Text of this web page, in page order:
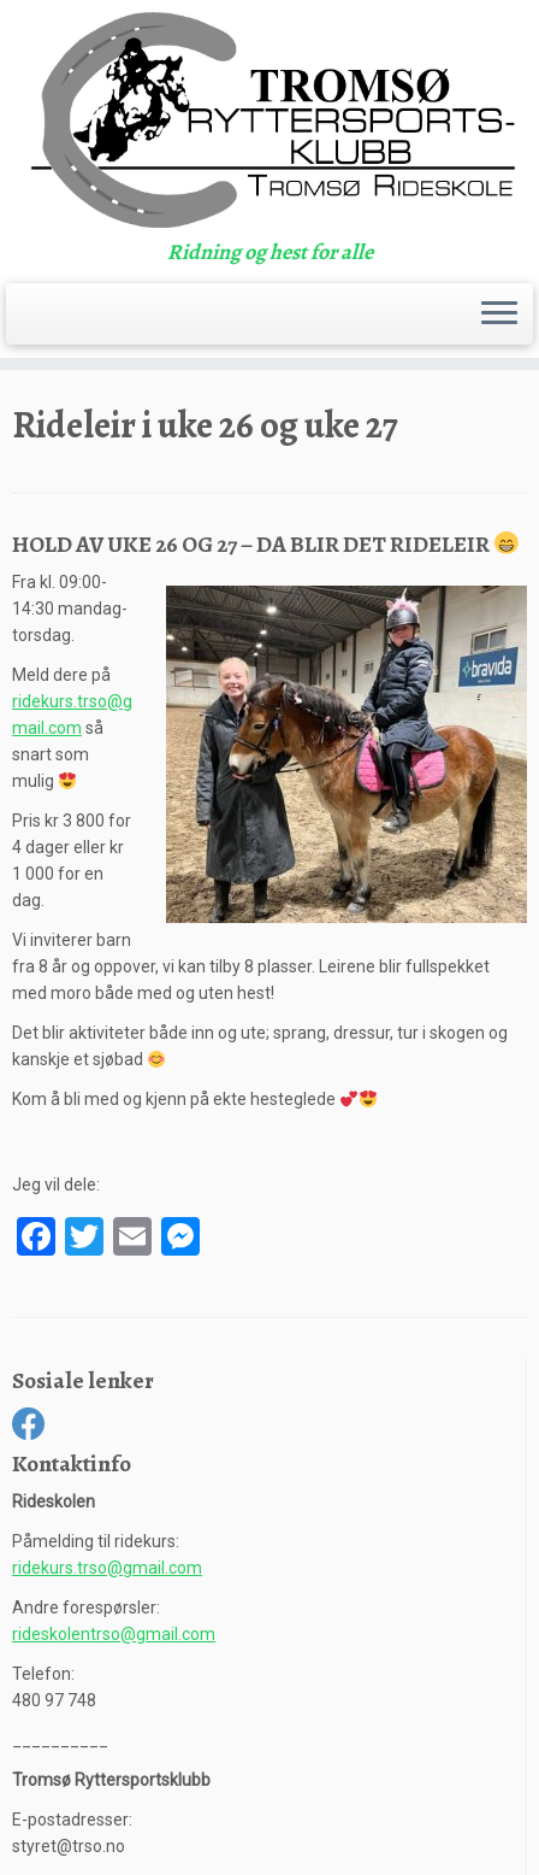
content
Ridning og hest for alle
Rideleir i uke 26 og uke 27
HOLD AV UKE 26 OG 27 – DA BLIR DET RIDELEIR
Fra kl. 09:00-
14:30 mandag-
torsdag.
Meld dere på
ridekurs.trso@g
mail.com så
snart som
mulig
Pris kr 3 800 for
4 dager eller kr
1 000 for en
dag.
Vi inviterer barn
fra 8 år og oppover, vi kan tilby 8 plasser. Leirene blir fullspekket
med moro både med og uten hest!
Det blir aktiviteter både inn og ute; sprang, dressur, tur i skogen og
kanskje et sjøbad
Kom å bli med og kjenn på ekte hesteglede
Jeg vil dele:
F
o
k
T
E
Sosiale lenker
Kontaktinfo
Rideskolen
Påmelding til ridekurs:
ridekurs.trso@gmail.com
Andre forespørsler:
rideskolentrso@gmail.com
Telefon:
480 97 748
Tromsø Ryttersportsklubb
E-postadresser:
styret@trso.no